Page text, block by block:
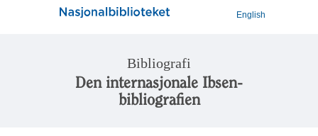
English
Bibliografi
Den internasjonale Ibsen-
bibliografien